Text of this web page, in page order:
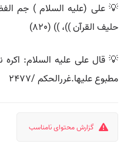
💡 على (عليه السلام ) جم
حليف القرآن ))، )) (820)
💡 قال على عليه السلام: اكره
مطبوع عليها.غررالحكم /2477
گزارش محتوای نامناسب